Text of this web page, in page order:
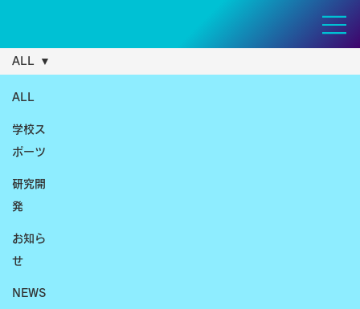
ALL
学校ス
ポーツ
研究開
発
お知ら
せ
NEWS
ALL